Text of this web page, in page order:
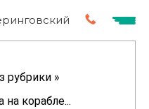
рубрики »
корабле...